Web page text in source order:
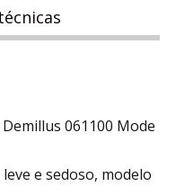
061100 Mode
e sedoso, modelo